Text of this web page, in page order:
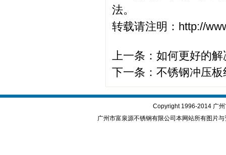
法。
转载请注明：http://
上一条： 如何更好的
下一条： 不锈钢冲压
Copyright 1996-2014 广
广州市富泉源不锈钢有限公司本网站所有图片